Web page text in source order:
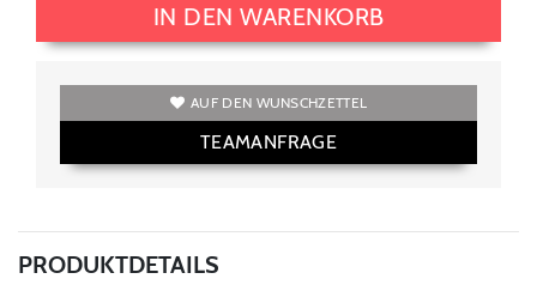
IN DEN WARENKORB
AUF DEN WUNSCHZETTEL
TEAMANFRAGE
PRODUKTDETAILS